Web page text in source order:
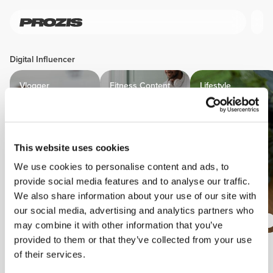
This website uses cookies
We use cookies to personalise content and ads, to
provide social media features and to analyse our traffic.
We also share information about your use of our site with
our social media, advertising and analytics partners who
may combine it with other information that you’ve
provided to them or that they’ve collected from your use
of their services.
Digital Influencer
Vlogger
Fitness Content
Lifestyle
Content
Creator
Du erhältst